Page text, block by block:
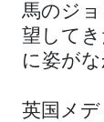
馬のジ
望して
に姿が
英国メ